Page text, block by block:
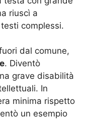
riuscì a
complessi.
dal comune,
. Diventò
grave disabilità
In
minima rispetto
un esempio